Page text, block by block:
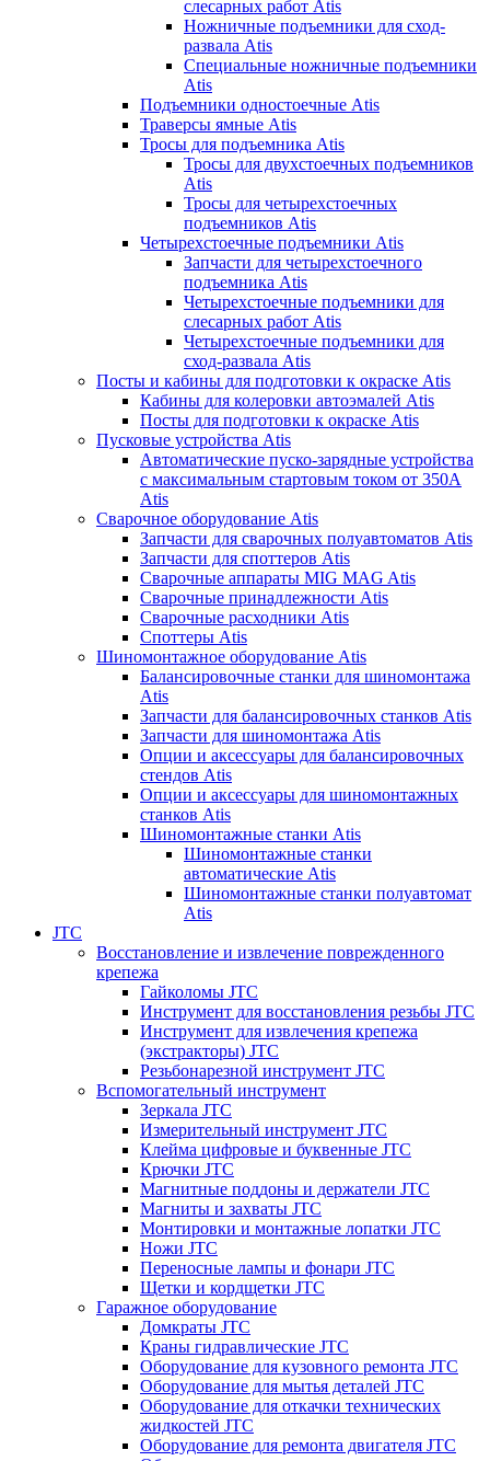
слесарных работ Atis
Ножничные подъемники для сход-
развала Atis
Специальные ножничные подъемники
Atis
Подъемники одностоечные Atis
Траверсы ямные Atis
Тросы для подъемника Atis
Тросы для двухстоечных подъемников
Atis
Тросы для четырехстоечных
подъемников Atis
Четырехстоечные подъемники Atis
Запчасти для четырехстоечного
подъемника Atis
Четырехстоечные подъемники для
слесарных работ Atis
Четырехстоечные подъемники для
сход-развала Atis
Посты и кабины для подготовки к окраске Atis
Кабины для колеровки автоэмалей Atis
Посты для подготовки к окраске Atis
Пусковые устройства Atis
Автоматические пуско-зарядные устройства
с максимальным стартовым током от 350А
Atis
Сварочное оборудование Atis
Запчасти для сварочных полуавтоматов Atis
Запчасти для споттеров Atis
Сварочные аппараты MIG MAG Atis
Сварочные принадлежности Atis
Сварочные расходники Atis
Споттеры Atis
Шиномонтажное оборудование Atis
Балансировочные станки для шиномонтажа
Atis
Запчасти для балансировочных станков Atis
Запчасти для шиномонтажа Atis
Опции и аксессуары для балансировочных
стендов Atis
Опции и аксессуары для шиномонтажных
станков Atis
Шиномонтажные станки Atis
Шиномонтажные станки
автоматические Atis
Шиномонтажные станки полуавтомат
Atis
JTC
Восстановление и извлечение поврежденного
крепежа
Гайколомы JTC
Инструмент для восстановления резьбы JTC
Инструмент для извлечения крепежа
(экстракторы) JTC
Резьбонарезной инструмент JTC
Вспомогательный инструмент
Зеркала JTC
Измерительный инструмент JTC
Клейма цифровые и буквенные JTC
Крючки JTC
Магнитные поддоны и держатели JTC
Магниты и захваты JTC
Монтировки и монтажные лопатки JTC
Ножи JTC
Переносные лампы и фонари JTC
Щетки и кордщетки JTC
Гаражное оборудование
Домкраты JTC
Краны гидравлические JTC
Оборудование для кузовного ремонта JTC
Оборудование для мытья деталей JTC
Оборудование для откачки технических
жидкостей JTC
Оборудование для ремонта двигателя JTC